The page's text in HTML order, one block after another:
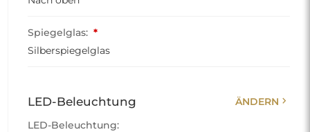
Spiegelglas: *
Silberspiegelglas
LED-Beleuchtung ÄNDERN chevron_right
LED-Beleuchtung: